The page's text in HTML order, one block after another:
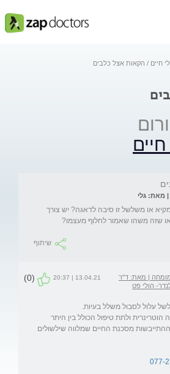
חיים הקאות אצל כלבים
או משלשל זו סיבה לדאגה? יש צורך
או שזה משהו שאמור לחלוף מעצמו?
שיתוף
| מאת: ד"ר
הולי פט
13.04.21 | 20:37
(0)
ולתת טיפול הכולל בין היתר
ההתייבשות מסכנת החיים שמלווה שילשולים
077-